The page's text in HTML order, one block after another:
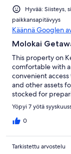
Hyvää: Siisteys,
paikkansapitävyys
Käännä Googlen
Molokai
This property on
comfortable with
convenient
and other assets
stocked for
Yöpyi 7 yötä
0
Tarkistettu arvostelu